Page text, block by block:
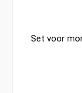
Set voor